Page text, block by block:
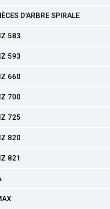
D'ARBRE SPIRALE
583
593
660
700
725
820
821